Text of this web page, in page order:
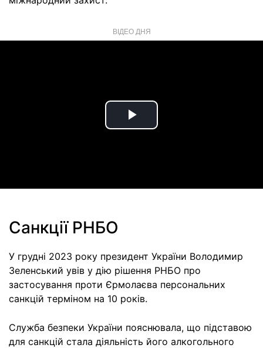
ВІДЕО ДНЯ
Play
Санкції РНБО
У грудні 2023 року президент України Володимир
Зеленський увів у дію рішення РНБО про
застосування проти Єрмолаєва персональних
санкцій терміном на 10 років.
Служба безпеки України пояснювала, що підставою
для санкцій стала діяльність його алкогольного